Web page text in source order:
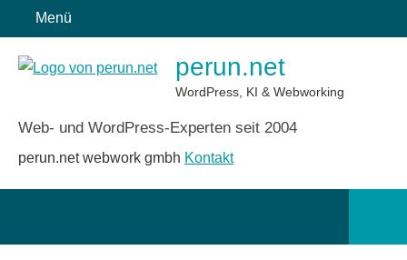
Inhalt
springen
Menü
perun.net
WordPress, KI & Webworking
Web- und WordPress-Experten seit 2004
perun.net webwork gmbh Kontakt